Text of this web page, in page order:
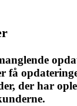
få
der har